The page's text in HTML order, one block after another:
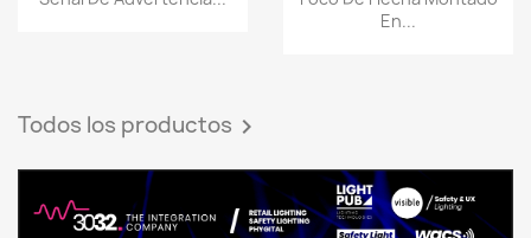
En...
Todos los productos 